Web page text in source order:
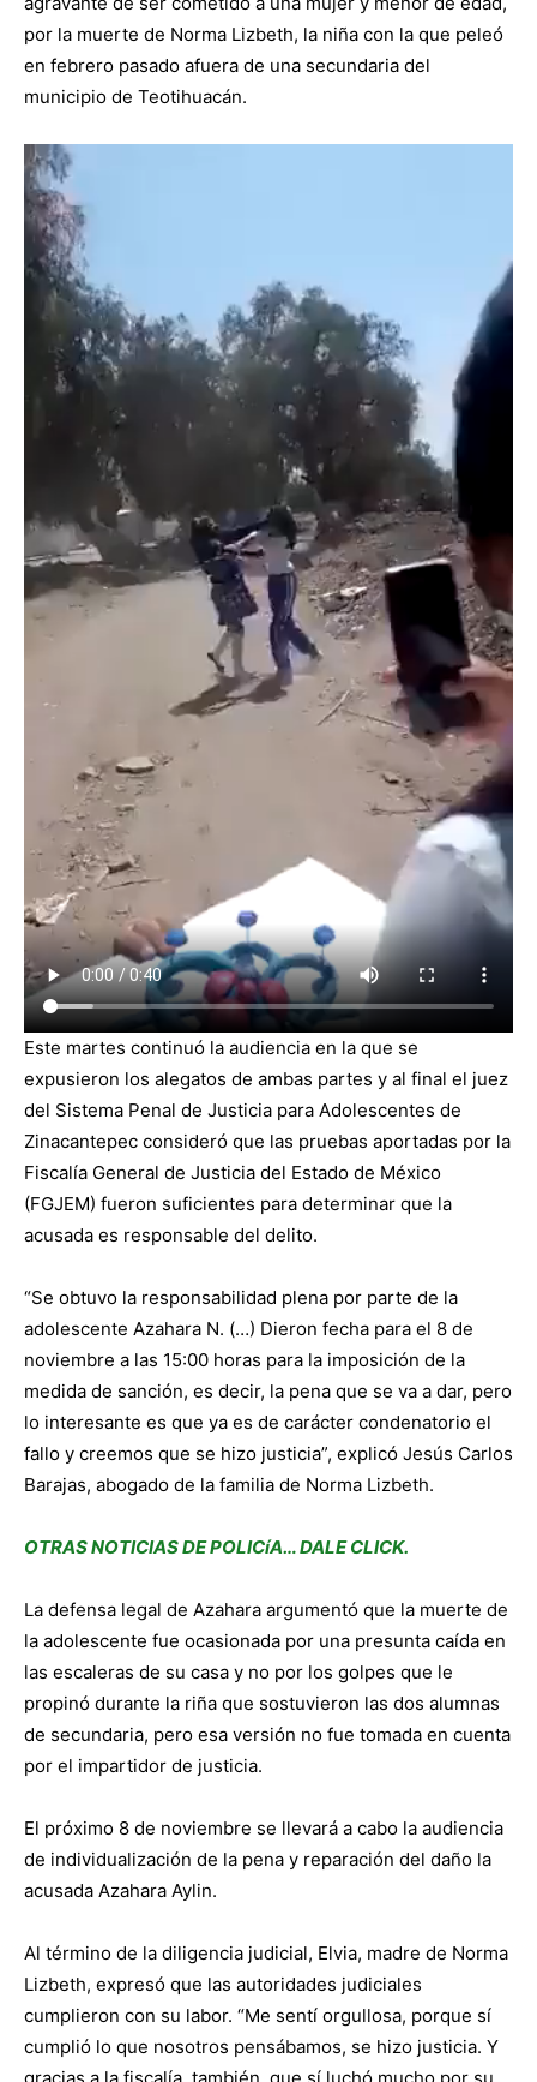
por la muerte de Norma Lizbeth, la niña con la que peleó
en febrero pasado afuera de una secundaria del
municipio de Teotihuacán.
Este martes continuó la audiencia en la que se
expusieron los alegatos de ambas partes y al final el juez
del Sistema Penal de Justicia para Adolescentes de
Zinacantepec consideró que las pruebas aportadas por la
Fiscalía General de Justicia del Estado de México
(FGJEM) fueron suficientes para determinar que la
acusada es responsable del delito.
“Se obtuvo la responsabilidad plena por parte de la
adolescente Azahara N. (…) Dieron fecha para el 8 de
noviembre a las 15:00 horas para la imposición de la
medida de sanción, es decir, la pena que se va a dar, pero
lo interesante es que ya es de carácter condenatorio el
fallo y creemos que se hizo justicia”, explicó Jesús Carlos
Barajas, abogado de la familia de Norma Lizbeth.
OTRAS NOTICIAS DE POLICíA… DALE CLICK.
La defensa legal de Azahara argumentó que la muerte de
la adolescente fue ocasionada por una presunta caída en
las escaleras de su casa y no por los golpes que le
propinó durante la riña que sostuvieron las dos alumnas
de secundaria, pero esa versión no fue tomada en cuenta
por el impartidor de justicia.
El próximo 8 de noviembre se llevará a cabo la audiencia
de individualización de la pena y reparación del daño la
acusada Azahara Aylin.
Al término de la diligencia judicial, Elvia, madre de Norma
Lizbeth, expresó que las autoridades judiciales
cumplieron con su labor. “Me sentí orgullosa, porque sí
cumplió lo que nosotros pensábamos, se hizo justicia. Y